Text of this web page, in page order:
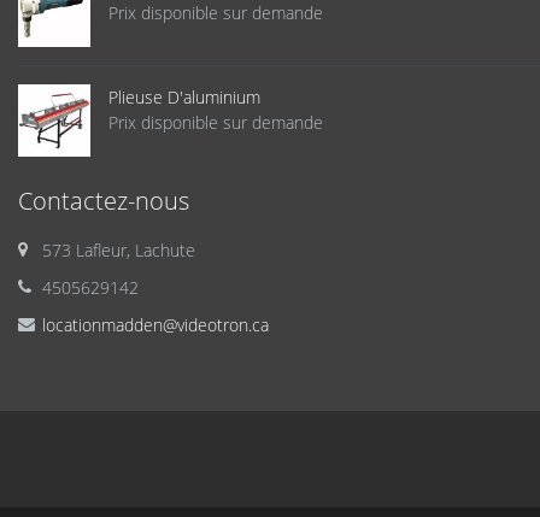
Prix disponible sur demande
Plieuse D'aluminium
Prix disponible sur demande
Contactez-nous
573 Lafleur, Lachute
4505629142
locationmadden@videotron.ca